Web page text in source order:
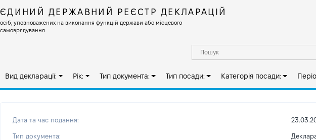
ЄДИНИЙ ДЕРЖАВНИЙ РЕЄСТР ДЕКЛАРАЦІЙ
осіб, уповноважених на виконання функцій держави або місцевого
самоврядування
Вид декларації: Рік: Тип документа: Тип посади: Категорія посади:
Дата та час подання:
Тип документа: